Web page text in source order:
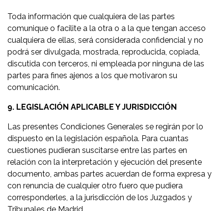
Toda información que cualquiera de las partes
comunique o facilite a la otra o a la que tengan acceso
cualquiera de ellas, será considerada confidencial y no
podrá ser divulgada, mostrada, reproducida, copiada,
discutida con terceros, ni empleada por ninguna de las
partes para fines ajenos a los que motivaron su
comunicación.
9. LEGISLACIÓN APLICABLE Y JURISDICCIÓN
Las presentes Condiciones Generales se regirán por lo
dispuesto en la legislación española. Para cuantas
cuestiones pudieran suscitarse entre las partes en
relación con la interpretación y ejecución del presente
documento, ambas partes acuerdan de forma expresa y
con renuncia de cualquier otro fuero que pudiera
corresponderles, a la jurisdicción de los Juzgados y